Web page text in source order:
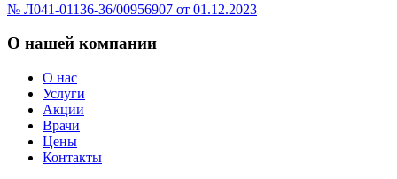
№ Л041-01136-36/00956907 от 01.12.2023
О нашей компании
О нас
Услуги
Акции
Врачи
Цены
Контакты